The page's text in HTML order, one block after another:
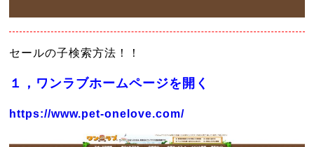
セールの子検索方法！！
１，ワンラブホームページを開く
https://www.pet-onelove.com/